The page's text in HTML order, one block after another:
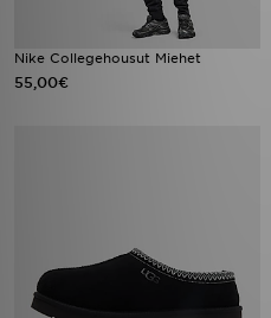
Nike Collegehousut Miehet
55,00€